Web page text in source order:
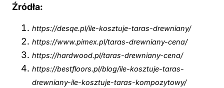
Źródła:
https://desqe.pl/ile-kosztuje-taras-drewniany/
https://www.pimex.pl/taras-drewniany-cena/
https://hardwood.pl/taras-drewniany-cena/
https://bestfloors.pl/blog/ile-kosztuje-taras-
drewniany-ile-kosztuje-taras-kompozytowy/